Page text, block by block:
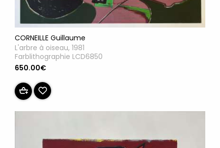
CORNEILLE Guillaume
L'arbre à oiseau, 1981
Farblithographie LCD6850
650.00€